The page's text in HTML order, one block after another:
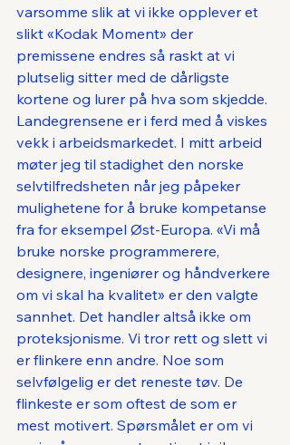
varsomme slik at vi ikke opplever et
slikt «Kodak Moment» der
premissene endres så raskt at vi
plutselig sitter med de dårligste
kortene og lurer på hva som skjedde.
Landegrensene er i ferd med å viskes
vekk i arbeidsmarkedet. I mitt arbeid
møter jeg til stadighet den norske
selvtilfredsheten når jeg påpeker
mulighetene for å bruke kompetanse
fra for eksempel Øst-Europa. «Vi må
bruke norske programmerere,
designere, ingeniører og håndverkere
om vi skal ha kvalitet» er den valgte
sannhet. Det handler altså ikke om
proteksjonisme. Vi tror rett og slett vi
er flinkere enn andre. Noe som
selvfølgelig er det reneste tøv. De
flinkeste er som oftest de som er
mest motivert. Spørsmålet er om vi